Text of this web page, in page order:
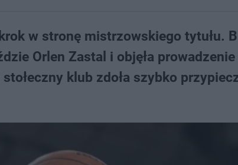
w stronę mistrzowskiego tytułu.
Orlen Zastal i objęła
klub zdoła szybko